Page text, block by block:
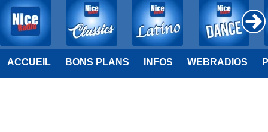
ACCUEIL BONS PLANS INFOS WEBRADIOS